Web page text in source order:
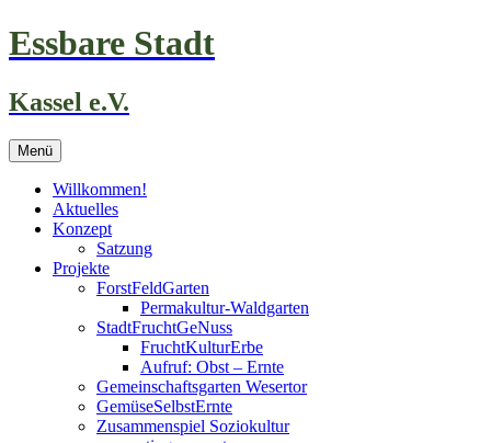
Zum
Inhalt
Essbare Stadt
Kassel e.V.
Menü
Willkommen!
Aktuelles
Konzept
Satzung
Projekte
ForstFeldGarten
Permakultur-Waldgarten
StadtFruchtGeNuss
FruchtKulturErbe
Aufruf: Obst – Ernte
Gemeinschaftsgarten Wesertor
GemüseSelbstErnte
Zusammenspiel Soziokultur